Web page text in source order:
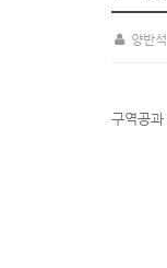
양반석
구역공과